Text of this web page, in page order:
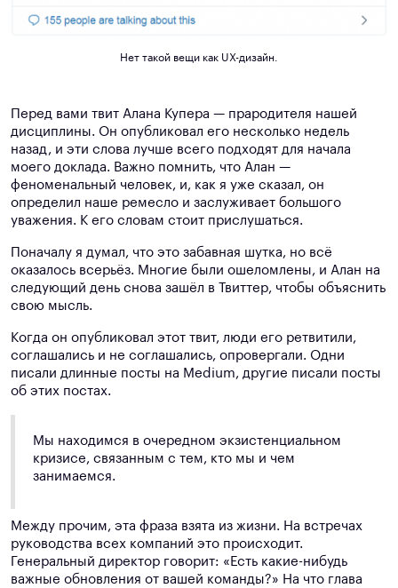
Нет такой вещи как UX-дизайн.
Перед вами твит Алана Купера — прародителя нашей
дисциплины. Он опубликовал его несколько недель
назад, и эти слова лучше всего подходят для начала
моего доклада. Важно помнить, что Алан —
феноменальный человек, и, как я уже сказал, он
определил наше ремесло и заслуживает большого
уважения. К его словам стоит прислушаться.
Поначалу я думал, что это забавная шутка, но всё
оказалось всерьёз. Многие были ошеломлены, и Алан на
следующий день снова зашёл в Твиттер, чтобы объяснить
свою мысль.
Когда он опубликовал этот твит, люди его ретвитили,
соглашались и не соглашались, опровергали. Одни
писали длинные посты на Medium, другие писали посты
об этих постах.
Мы находимся в очередном экзистенциальном
кризисе, связанным с тем, кто мы и чем
занимаемся.
Между прочим, эта фраза взята из жизни. На встречах
руководства всех компаний это происходит.
Генеральный директор говорит: «Есть какие-нибудь
важные обновления от вашей команды?» На что глава